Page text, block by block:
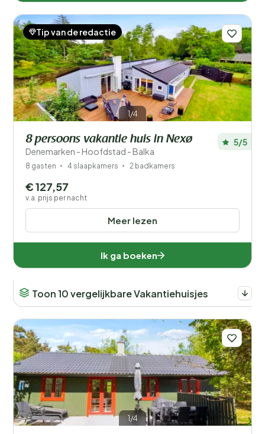
1/4
Tip van de redactie
8 persoons vakantie huis in Nexø
Denemarken - Hoofdstad - Balka
5/5
8 gasten 4 slaapkamers 2 badkamers
Meer lezen
€ 127,57
v.a. prijs per nacht
Ik ga boeken
Toon 10 vergelijkbare Vakantiehuisjes
1/4